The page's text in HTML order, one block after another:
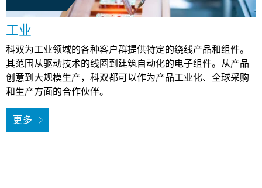
工业
科双为工业领域的各种客户群提供特定的绕线产品和组件。
其范围从驱动技术的线圈到建筑自动化的电子组件。从产品
创意到大规模生产，科双都可以作为产品工业化、全球采购
和生产方面的合作伙伴。
更多